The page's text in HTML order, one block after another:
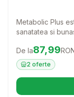
Metabolic Plus
sanatatea si
prevenirea
convalescenta,
Preț:87.99
De la87,99
2 oferte